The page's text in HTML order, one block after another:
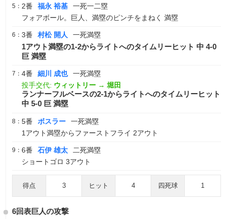
5： 2番 福永 裕基
一死一二塁
フォアボール。巨人、満塁のピンチをまねく 満塁
6： 3番 村松 開人 一死満塁
1アウト満塁の1-2からライトへのタイムリーヒット 中 4-0
巨 満塁
7： 4番 細川 成也
一死満塁
投手交代: ウィットリー → 堀田
ランナーフルベースの2-1からライトへのタイムリーヒット
中 5-0 巨 満塁
8： 5番 ボスラー
一死満塁
1アウト満塁からファーストフライ 2アウト
9： 6番 石伊 雄太
二死満塁
ショートゴロ 3アウト
得点 3 ヒット 4 四死球 1
6回表巨人の攻撃